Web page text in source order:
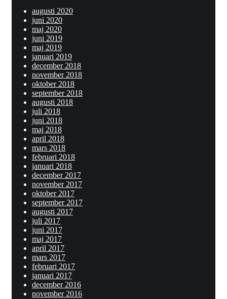
augusti 2020
juni 2020
maj 2020
juni 2019
maj 2019
januari 2019
december 2018
november 2018
oktober 2018
september 2018
augusti 2018
juli 2018
juni 2018
maj 2018
april 2018
mars 2018
februari 2018
januari 2018
december 2017
november 2017
oktober 2017
september 2017
augusti 2017
juli 2017
juni 2017
maj 2017
april 2017
mars 2017
februari 2017
januari 2017
december 2016
november 2016